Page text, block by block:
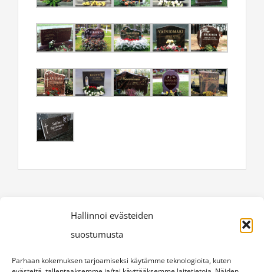
Hallinnoi evästeiden
suostumusta
Parhaan kokemuksen tarjoamiseksi käytämme teknologioita, kuten